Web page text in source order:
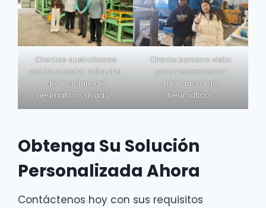
Clientes australianos
visitan nuestra máquina
de reciclaje de
neumáticos usados
Cliente keniano visita
para inspeccionar
trituradora de
neumáticos
Obtenga Su Solución
Personalizada Ahora
Contáctenos hoy con sus requisitos